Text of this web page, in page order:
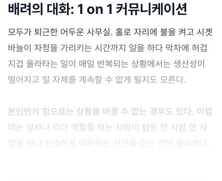
배려의 대화: 1 on 1 커뮤니케이션
모두가 퇴근한 어두운 사무실. 홀로 자리에 불을 켜고 시곗
바늘이 자정을 가리키는 시간까지 일을 하다 막차에 허겁
지겁 올라타는 일이 매일 반복되는 상황에서는 생산성이
떨어지고 일 자체를 계속할 수 없게 될지도 모른다.
본인만의 힘으로는 상황을 바꿀 수 없는 경우도 있다. 이럴
때는 상사나 리더 역할을 하는 사람이 팀원 한 사람 한 사
람을 만나 진솔하게 대화하는 시간을 갖는 것이 중요하다.